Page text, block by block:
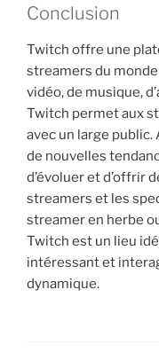
Conclusion
Twitch offre une
streamers du monde
vidéo, de musique,
Twitch permet aux
avec un large
de nouvelles
d’évoluer et d’offrir
streamers et les
streamer en herbe
Twitch est un lieu
intéressant et
dynamique.